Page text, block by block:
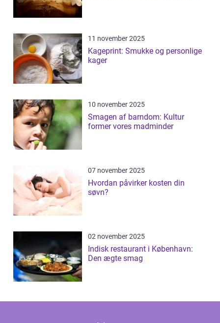
11 november 2025
Kageprint: Smukke og personlige
kager
10 november 2025
Smagen af barndom: Kultur
former vores madminder
07 november 2025
Hvordan påvirker kosten din
søvn?
02 november 2025
Indisk restaurant i København:
Den ægte smag